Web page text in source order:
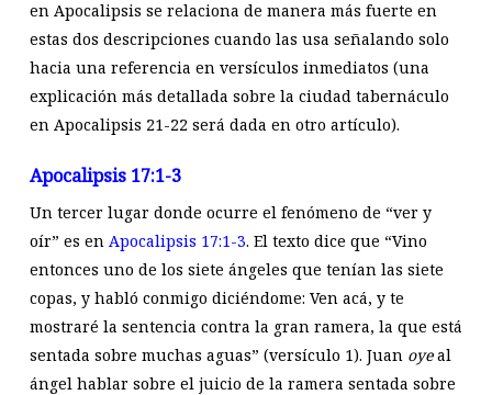
en Apocalipsis se relaciona de manera más fuerte en
estas dos descripciones cuando las usa señalando solo
hacia una referencia en versículos inmediatos (una
explicación más detallada sobre la ciudad tabernáculo
en Apocalipsis 21-22 será dada en otro artículo).
Apocalipsis 17:1-3
Un tercer lugar donde ocurre el fenómeno de “ver y
oír” es en Apocalipsis 17:1-3. El texto dice que “Vino
entonces uno de los siete ángeles que tenían las siete
copas, y habló conmigo diciéndome: Ven acá, y te
mostraré la sentencia contra la gran ramera, la que está
sentada sobre muchas aguas” (versículo 1). Juan oyeal
ángel hablar sobre el juicio de la ramera sentada sobre